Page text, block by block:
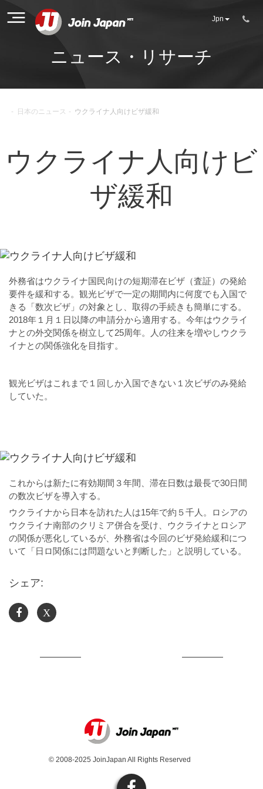
Jpn
ニュース・リサーチ
- 日本のニュース - ウクライナ人向けビザ緩和
ウクライナ人向けビ
ザ緩和
外務省はウクライナ国民向けの短期滞在ビザ（査証）の発給
要件を緩和する。観光ビザで一定の期間内に何度でも入国で
きる「数次ビザ」の対象とし、取得の手続きも簡単にする。
2018年１月１日以降の申請分から適用する。今年はウクライ
ナとの外交関係を樹立して25周年。人の往来を増やしウクラ
イナとの関係強化を目指す。
観光ビザはこれまで１回しか入国できない１次ビザのみ発給
していた。
これからは新たに有効期間３年間、滞在日数は最長で30日間
の数次ビザを導入する。
ウクライナから日本を訪れた人は15年で約５千人。ロシアの
ウクライナ南部のクリミア併合を受け、ウクライナとロシア
の関係が悪化しているが、外務省は今回のビザ発給緩和につ
いて「日ロ関係には問題ないと判断した」と説明している。
シェア:
X
© 2008-2025 JoinJapan All Rights Reserved